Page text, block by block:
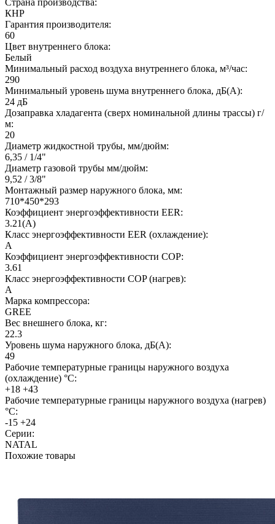
КНР
Гарантия производителя:
60
Цвет внутреннего блока:
Белый
Минимальный расход воздуха внутреннего блока, м³/час:
290
Минимальный уровень шума внутреннего блока, дБ(А):
24 дБ
Дозаправка хладагента (сверх номинальной длины трассы) г/
м:
20
Диаметр жидкостной трубы, мм/дюйм:
6,35 / 1/4"
Диаметр газовой трубы мм/дюйм:
9,52 / 3/8"
Монтажный размер наружного блока, мм:
710*450*293
Коэффициент энергоэффективности EER:
3.21(A)
Класс энергоэффективности EER (охлаждение):
A
Коэффициент энергоэффективности COP:
3.61
Класс энергоэффективности COP (нагрев):
A
Марка компрессора:
GREE
Вес внешнего блока, кг:
22.3
Уровень шума наружного блока, дБ(А):
49
Рабочие температурные границы наружного воздуха
(охлаждение) °C:
+18 +43
Рабочие температурные границы наружного воздуха (нагрев)
°C:
-15 +24
Серии:
NATAL
Похожие товары